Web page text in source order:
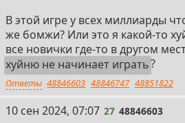
В этой игре у всех миллиарды
же бомжи? Или это я какой-то
все новички где-то в другом
хуйню не начинает играть?
Ответы 48846603 48846747 48851822
27
10 сен 2024, 07:07 27 48846603